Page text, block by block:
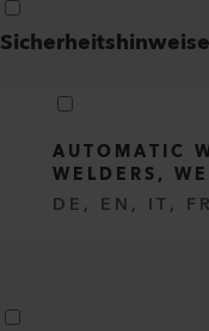
Sicherheitshinweise
AUTOMATIC
WELDERS,
DE, EN, IT,